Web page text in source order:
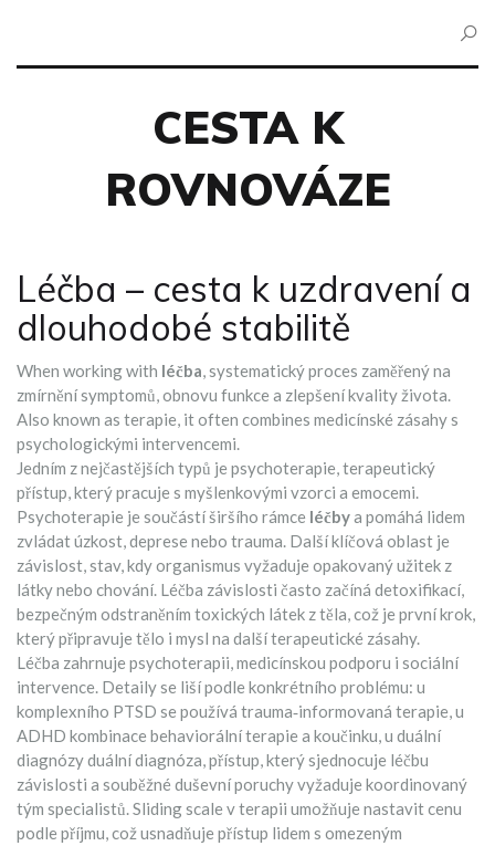
CESTA K
ROVNOVÁZE
Léčba – cesta k uzdravení a
dlouhodobé stabilitě
When working with léčba,systematický proces zaměřený na
zmírnění symptomů, obnovu funkce a zlepšení kvality života.
Also known as terapie, it often combines medicínské zásahy s
psychologickými intervencemi.
Jedním z nejčastějších typů je psychoterapie,terapeutický
přístup, který pracuje s myšlenkovými vzorci a emocemi.
Psychoterapie je součástí širšího rámce léčbya pomáhá lidem
zvládat úzkost, deprese nebo trauma. Další klíčová oblast je
závislost,stav, kdy organismus vyžaduje opakovaný užitek z
látky nebo chování. Léčba závislosti často začíná detoxifikací,
bezpečným odstraněním toxických látek z těla, což je první krok,
který připravuje tělo i mysl na další terapeutické zásahy.
Léčba zahrnuje psychoterapii, medicínskou podporu i sociální
intervence. Detaily se liší podle konkrétního problému: u
komplexního PTSD se používá trauma‑informovaná terapie, u
ADHD kombinace behaviorální terapie a koučinku, u duální
diagnózyduální diagnóza,přístup, který sjednocuje léčbu
závislosti a souběžné duševní poruchyvyžaduje koordinovaný
tým specialistů. Sliding scale v terapii umožňuje nastavit cenu
podle příjmu, což usnadňuje přístup lidem s omezeným